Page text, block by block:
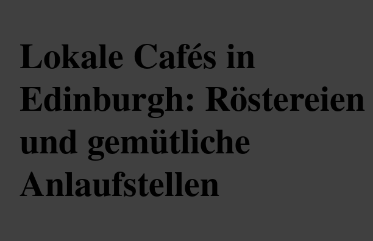
Lokale Cafés in
Edinburgh: Röstereien
und gemütliche
Anlaufstellen